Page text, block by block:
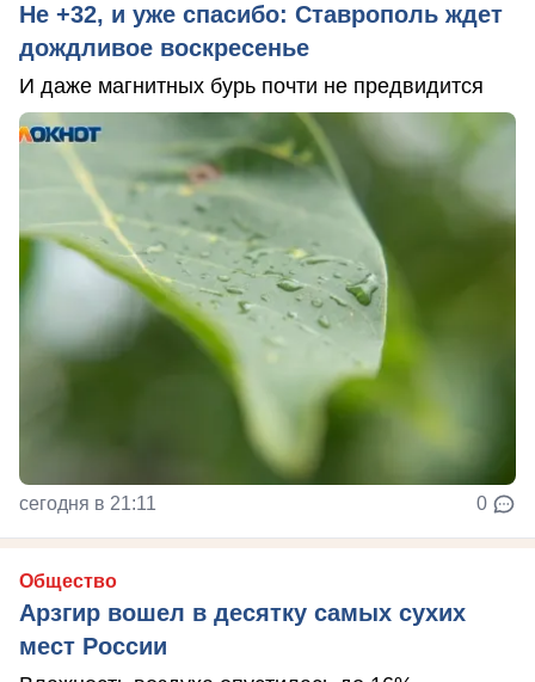
Не +32, и уже спасибо: Ставрополь ждет
дождливое воскресенье
И даже магнитных бурь почти не предвидится
сегодня в 21:11 0
Общество
Арзгир вошел в десятку самых сухих
мест России